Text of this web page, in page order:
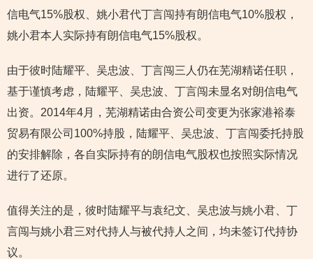
信电气15%股权、姚小君代丁言闯持有朗信电气10%股权，
姚小君本人实际持有朗信电气15%股权。
由于彼时陆耀平、吴忠波、丁言闯三人仍在芜湖精诺任职，
基于谨慎考虑，陆耀平、吴忠波、丁言闯未显名对朗信电气
出资。2014年4月，芜湖精诺由合资公司变更为张家港裕泰
贸易有限公司100%持股，陆耀平、吴忠波、丁言闯委托持股
的安排解除，各自实际持有的朗信电气股权也按照实际情况
进行了还原。
值得关注的是，彼时陆耀平与袁纪文、吴忠波与姚小君、丁
言闯与姚小君三对代持人与被代持人之间，均未签订代持协
议。